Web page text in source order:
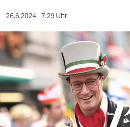
sport
berlin
nord
wahrheit
26.6.2024 7:29 Uhr